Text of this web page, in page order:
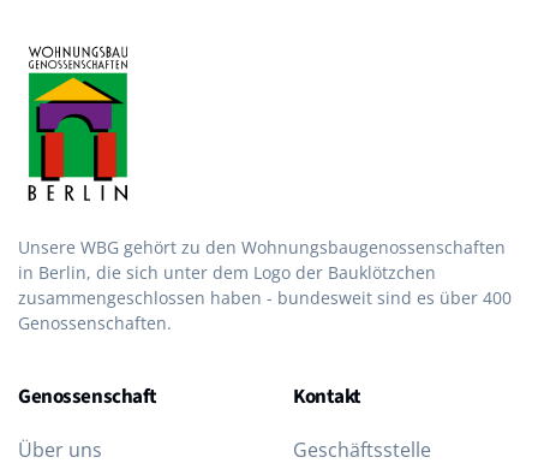
Unsere WBG gehört zu den Wohnungsbau­genossen­schaften
in Berlin, die sich unter dem Logo der Bau­klötzchen
zusammen­geschlossen haben - bundesweit sind es über 400
Genossenschaften.
Genossenschaft
Über uns
Kontakt
Geschäftsstelle